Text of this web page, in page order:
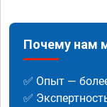
Почему нам
✅ Опыт —
✅